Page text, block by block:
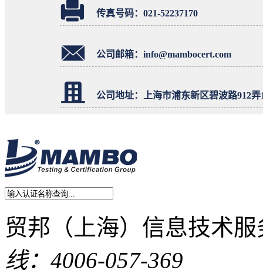
传真号码：021-52237170
公司邮箱：info@mambocert.com
公司地址： 上海市浦东新区碧波路912
贸邦（上海）信息技术
线：4006-057-369